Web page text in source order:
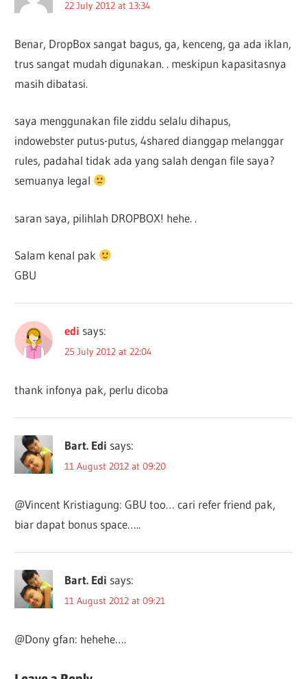
22 July 2012 at 13:34
Benar, DropBox sangat bagus, ga, kenceng, ga ada iklan,
trus sangat mudah digunakan. . meskipun kapasitasnya
masih dibatasi.
saya menggunakan file ziddu selalu dihapus,
indowebster putus-putus, 4shared dianggap melanggar
rules, padahal tidak ada yang salah dengan file saya?
semuanya legal
saran saya, pilihlah DROPBOX! hehe. .
Salam kenal pak
GBU
edi says:
25 July 2012 at 22:04
thank infonya pak, perlu dicoba
Bart. Edi says:
11 August 2012 at 09:20
@Vincent Kristiagung: GBU too… cari refer friend pak,
biar dapat bonus space…..
Bart. Edi says:
11 August 2012 at 09:21
@Dony gfan: hehehe….